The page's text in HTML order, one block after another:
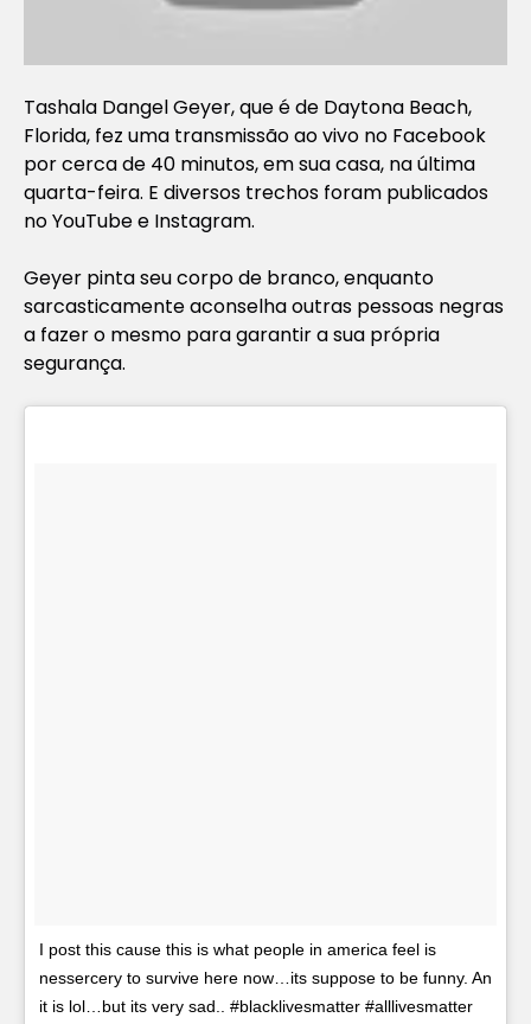
Tashala Dangel Geyer, que é de Daytona Beach,
Florida, fez uma transmissão ao vivo no Facebook
por cerca de 40 minutos, em sua casa, na última
quarta-feira. E diversos trechos foram publicados
no YouTube e Instagram.
Geyer pinta seu corpo de branco, enquanto
sarcasticamente aconselha outras pessoas negras
a fazer o mesmo para garantir a sua própria
segurança.
I post this cause this is what people in america feel is
nessercery to survive here now…its suppose to be funny. An
it is lol…but its very sad.. #blacklivesmatter #alllivesmatter